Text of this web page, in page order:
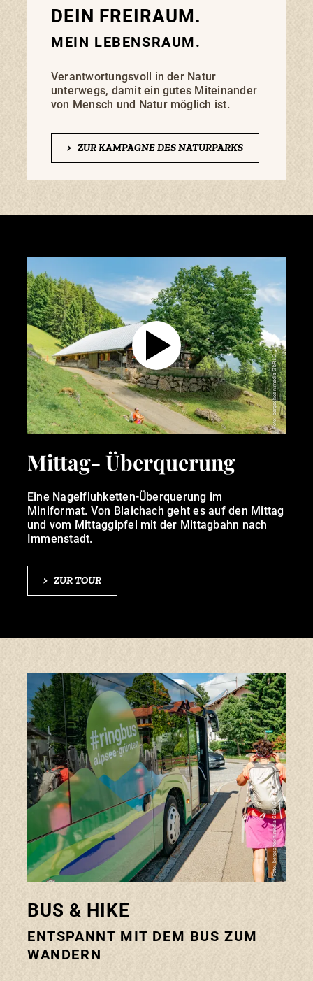
DEIN FREIRAUM.
MEIN LEBENSRAUM.
Verantwortungsvoll in der Natur
unterwegs, damit ein gutes Miteinander
von Mensch und Natur möglich ist.
> ZUR KAMPAGNE DES NATURPARKS
Foto: bergschoen.media GbR i.G.
Mittag- Überquerung
Eine Nagelfluhketten-Überquerung im
Miniformat. Von Blaichach geht es auf den Mittag
und vom Mittaggipfel mit der Mittagbahn nach
Immenstadt.
> ZUR TOUR
Foto: bergschoen.media GbR i.G.
BUS & HIKE
ENTSPANNT MIT DEM BUS ZUM
WANDERN